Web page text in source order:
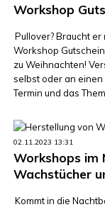
Workshop
Pullover? Braucht
Workshop
zu Weihnachten!
selbst oder an
Termin und das
02.11.2023 13:31
Workshops im
Wachstücher
Kommt in die